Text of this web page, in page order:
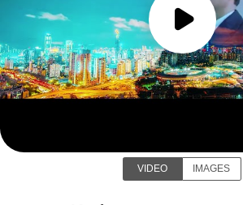
ПРОДУКТЫ
О
НАС
ПУТЕШЕСТВИЕ
GUANGDONG
TECHNOLOGY
VIDEO IMAGES